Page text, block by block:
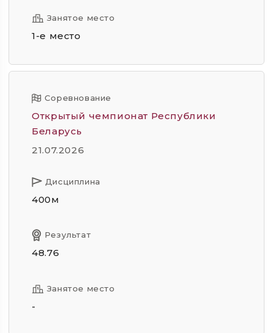
Занятое место
1-е место
Соревнование
Открытый чемпионат Республики
Беларусь
21.07.2026
Дисциплина
400м
Результат
48.76
Занятое место
-